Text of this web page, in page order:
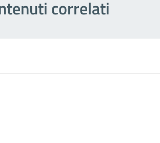
correlati